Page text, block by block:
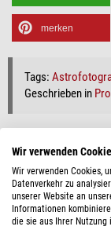
merken
Tags:
Geschrieben in
WIEDER
REVOLUTION
16. Juni 2023,Stefan
Wir verwenden
Wir verwenden Cookies,
Datenverkehr zu
unserer Website an
Informationen
die sie aus Ihrer